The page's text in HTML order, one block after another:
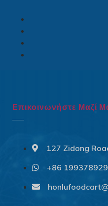
Επικοινωνήστε Μαζί
127 Zidong
+86